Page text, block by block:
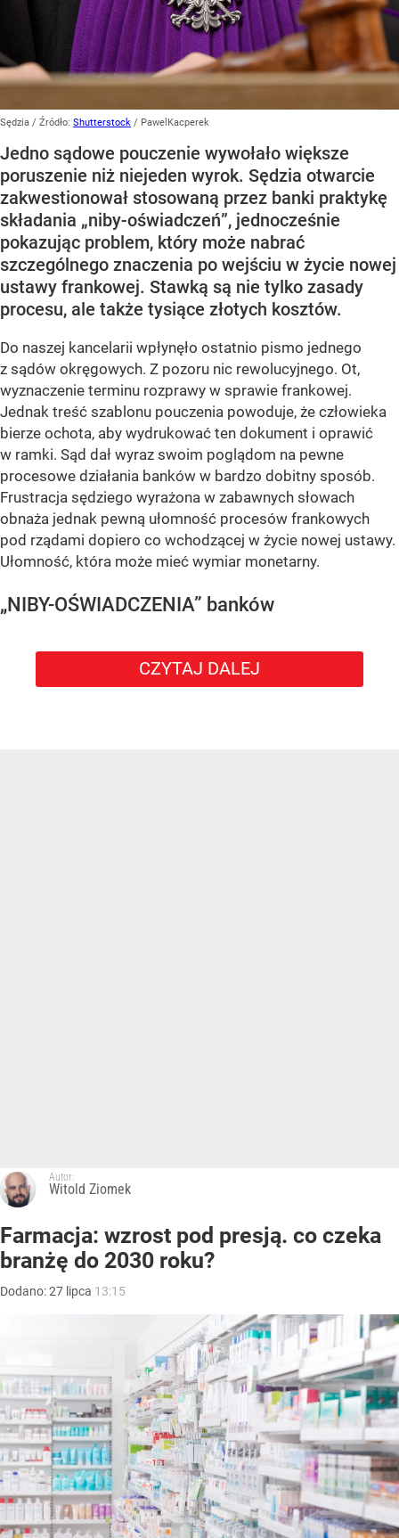
Sędzia / Źródło: Shutterstock / PawelKacperek
Jedno sądowe pouczenie wywołało większe
poruszenie niż niejeden wyrok. Sędzia otwarcie
zakwestionował stosowaną przez banki praktykę
składania „niby-oświadczeń”, jednocześnie
pokazując problem, który może nabrać
szczególnego znaczenia po wejściu w życie nowej
ustawy frankowej. Stawką są nie tylko zasady
procesu, ale także tysiące złotych kosztów.
Do naszej kancelarii wpłynęło ostatnio pismo jednego
z sądów okręgowych. Z pozoru nic rewolucyjnego. Ot,
wyznaczenie terminu rozprawy w sprawie frankowej.
Jednak treść szablonu pouczenia powoduje, że człowieka
bierze ochota, aby wydrukować ten dokument i oprawić
w ramki. Sąd dał wyraz swoim poglądom na pewne
procesowe działania banków w bardzo dobitny sposób.
Frustracja sędziego wyrażona w zabawnych słowach
obnaża jednak pewną ułomność procesów frankowych
pod rządami dopiero co wchodzącej w życie nowej ustawy.
Ułomność, która może mieć wymiar monetarny.
„NIBY-OŚWIADCZENIA” banków
CZYTAJ DALEJ
Autor:
Witold Ziomek
Farmacja: wzrost pod presją. co czeka
branżę do 2030 roku?
Dodano:27 lipca 13:15